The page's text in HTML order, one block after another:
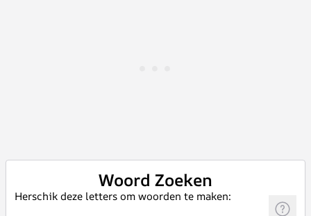
Woord Zoeken
Herschik deze letters om woorden te maken: